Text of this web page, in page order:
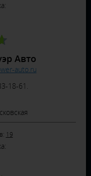
Авто
auto.ru
18-61.
19